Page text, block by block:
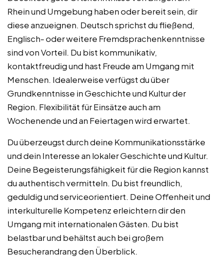
Rhein und Umgebung haben oder bereit sein, dir
diese anzueignen. Deutsch sprichst du fließend,
Englisch- oder weitere Fremdsprachenkenntnisse
sind von Vorteil. Du bist kommunikativ,
kontaktfreudig und hast Freude am Umgang mit
Menschen. Idealerweise verfügst du über
Grundkenntnisse in Geschichte und Kultur der
Region. Flexibilität für Einsätze auch am
Wochenende und an Feiertagen wird erwartet.
Du überzeugst durch deine Kommunikationsstärke
und dein Interesse an lokaler Geschichte und Kultur.
Deine Begeisterungsfähigkeit für die Region kannst
du authentisch vermitteln. Du bist freundlich,
geduldig und serviceorientiert. Deine Offenheit und
interkulturelle Kompetenz erleichtern dir den
Umgang mit internationalen Gästen. Du bist
belastbar und behältst auch bei großem
Besucherandrang den Überblick.